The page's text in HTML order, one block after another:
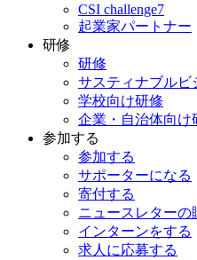
CSI challenge7
起業家パートナー
研修
研修
サスティナブルビ
学校向け研修
企業・自治体向け
参加する
参加する
サポーターになる
寄付する
ニュースレターの
インターンをする
求人に応募する